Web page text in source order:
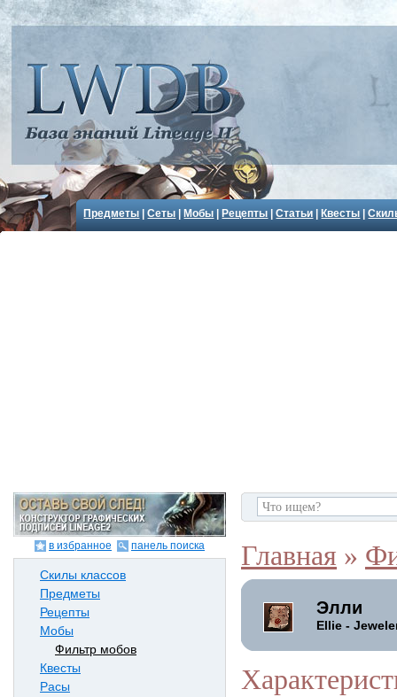
Предметы |Сеты Мобы Рецепты |Статьи Квесты |
в избранное панель поиска
Скилы классов
Предметы
Рецепты
Мобы
Фильтр мобов
Квесты
Расы
Главная »
Элли
Ellie -